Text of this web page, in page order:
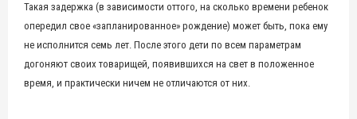
Такая задержка (в зависимости оттого, на сколько времени ребенок
опередил свое «запланированное» рождение) может быть, пока ему
не исполнится семь лет. После этого дети по всем параметрам
догоняют своих товарищей, появившихся на свет в положенное
время, и практически ничем не отличаются от них.